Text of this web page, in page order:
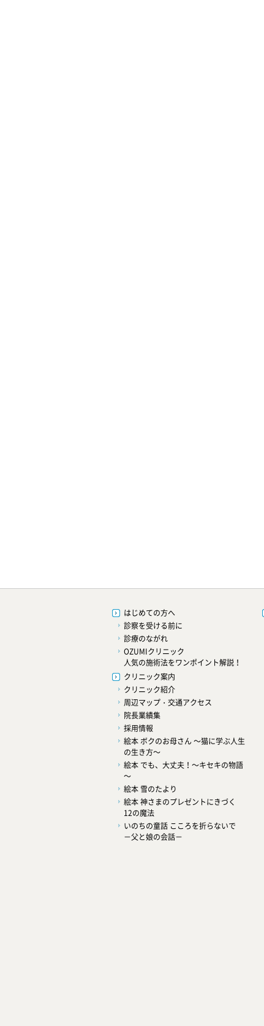
はじめての方へ
診察を受ける前に
診療のながれ
OZUMIクリニック
人気の施術法をワンポイント解説！
クリニック案内
クリニック紹介
周辺マップ・交通アクセス
院長業績集
採用情報
絵本 ボクのお母さん ～猫に学ぶ人生
の生き方～
絵本 でも、大丈夫！～キセキの物語
～
絵本 雪のたより
絵本 神さまのプレゼントにきづく
12の魔法
いのちの童話 こころを折らないで
－父と娘の会話－